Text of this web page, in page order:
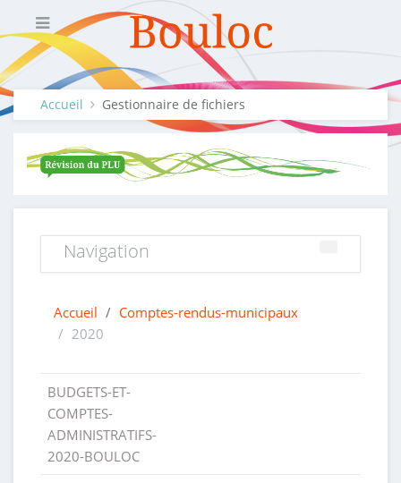
Accueil Gestionnaire de fichiers
Navigation
Accueil / Comptes-rendus-municipaux
/ 2020
BUDGETS-ET-
COMPTES-
ADMINISTRATIFS-
2020-BOULOC